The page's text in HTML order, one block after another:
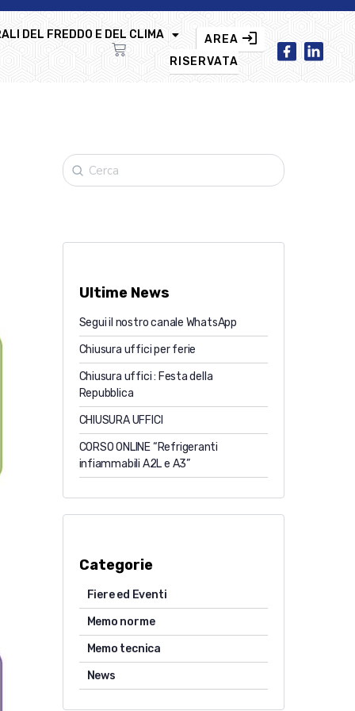
DEL FREDDO E DEL CLIMA
AREA
RISERVATA
Ultime News
Segui il nostro canale WhatsApp
Chiusura uffici per ferie
Chiusura uffici : Festa della
Repubblica
CHIUSURA UFFICI
CORSO ONLINE “Refrigeranti
infiammabili A2L e A3”
Categorie
Fiere ed Eventi
Memo norme
Memo tecnica
News